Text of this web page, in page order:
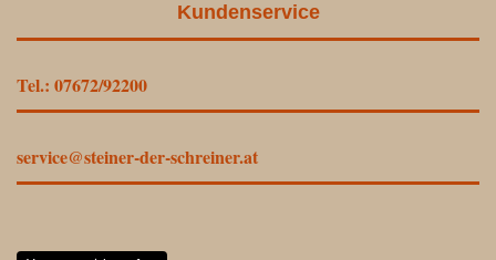
Kundenservice
Tel.: 07672/92200
service@steiner-der-schreiner.at